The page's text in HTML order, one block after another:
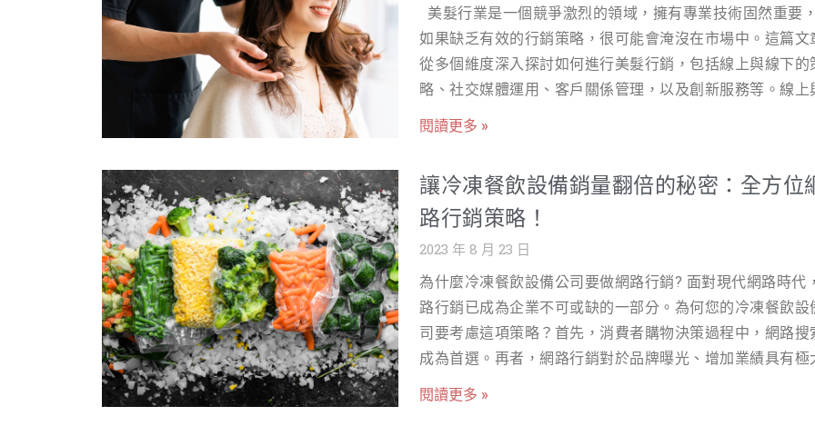
會迅速影響潛在客戶的決策。 負面聲譽可能導致潛在客戶流
失，尤其在 Goog
挑選10-20位素人媽媽（真實家長，願意分享體驗）。 與
素人媽媽簽訂合作協議，明確內容方向與發布頻率。 內容
準備： 拍攝安親班環境、課程活動、師生互動的圖片與短影
片。 撰寫3-5篇推薦文範本（供KOL與素人媽媽參考）。 設
段：執行期（第3-10週） KOL與素人媽媽發文： 每週安排1-
實體驗分享（含圖片或影片）。 內容重點：安親班的特色課
程、師資優勢、環境安全、孩子成長變化等。 互動式內容與
動： 在FB社團、論壇發起話題討論（如「如何選擇適合的安
安親班體驗課程）。 定期發布安親班活動花絮，吸引家長關
注。 口碑擴散與引導： 在KOL與素人媽媽的
班族、饕客、美食愛好者 興趣喜好：愛吃麻辣鍋、追求特
廳、有社群分享習慣、喜歡體驗不同風格的餐飲文化 消費場
景：三五好友聚餐、情侶約會、公司小聚、社群打卡 行銷目
提升品牌曝光度，吸引更多年輕消費者關注與來店消費 增
廳的社群互動與話題性，提高品牌忠誠度 建立回購與會員推
行銷策略與執行方案 4.1 官方網站與LINE線上客服 作法： 設
建立LINE官方帳號，提供顧客服務、優惠券發放、會員積點
預估效益：提升品牌可信度，建立官方資訊來源，增加顧客
與互動 4.2 SEO行銷（搜尋引擎優化） 作法： 設定20個主
鍵字（如：成都串串鍋、麻辣鍋推薦、台北串串鍋、四川火
等） 透過部落格文章與美食網站曝光，提高Google搜尋排
估效益：提高搜尋能見度，吸引自然流量到品牌網站與門市
4.3 口碑行銷（社群討論、論壇口碑） 作法： 於PTT、Dcard
美髮行業是一個競爭激烈的領域，擁有專業技術固然重要
如果缺乏有效的行銷策略，很可能會淹沒在市場中。這篇文
從多個維度深入探討如何進行美髮行銷，包括線上與線下的
略、社交媒體運用、客戶關係管理，以及創新服務等。線上
下行銷：雙管齊下 線上行銷 設計製作官方網站（網站設計
能，讓消費者方便聯繫。 效益：提升品牌形象，增加潛在顧
的信任感。預估一年內可提升預約量 20%。 SEO行銷 主要關
字：美髮沙龍、染髮、燙髮、護髮、美髮設計師推薦、台北美
理、髮型改造、髮型修剪、頭皮保養、短髮造型、長髮造型
髮、直髮設計、髮色推薦、台北時尚美髮。 作法：針對上
鍵字進行站內與站外優化，包括撰寫部落格文章、優化網站
構、提高網頁速度，提升搜尋引擎排名。 效益：預計一年
尋排名可提升至前三頁，流量增加約 30%。 口碑行銷 作法
閱讀更多 »
讓冷凍餐飲設備銷量翻倍的秘密：全方位
路行銷策略！
2023 年 8 月 23 日
為什麼冷凍餐飲設備公司要做網路行銷? 面對現代網路時代
路行銷已成為企業不可或缺的一部分。為何您的冷凍餐飲設
司要考慮這項策略？首先，消費者購物決策過程中，網路搜
成為首選。再者，網路行銷對於品牌曝光、增加業績具有極
助益。戰國策為您提供全通路網路行銷解決方案，協助您把
閱讀更多 »